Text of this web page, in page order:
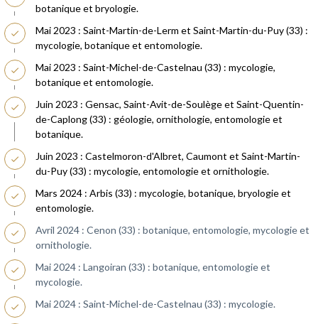
botanique et bryologie.
Mai 2023 : Saint-Martin-de-Lerm et Saint-Martin-du-Puy (33) :
mycologie, botanique et entomologie.
Mai 2023 : Saint-Michel-de-Castelnau (33) : mycologie,
botanique et entomologie.
Juin 2023 : Gensac, Saint-Avit-de-Soulège et Saint-Quentin-
de-Caplong (33) : géologie, ornithologie, entomologie et
botanique.
Juin 2023 : Castelmoron-d'Albret, Caumont et Saint-Martin-
du-Puy (33) : mycologie, entomologie et ornithologie.
Mars 2024 : Arbis (33) : mycologie, botanique, bryologie et
entomologie.
Avril 2024 : Cenon (33) : botanique, entomologie, mycologie et
ornithologie.
Mai 2024 : Langoiran (33) : botanique, entomologie et
mycologie.
Mai 2024 : Saint-Michel-de-Castelnau (33) : mycologie.